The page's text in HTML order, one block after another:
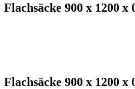
Flachsäcke 900 x 1200 x
Flachsäcke 900 x 1200 x